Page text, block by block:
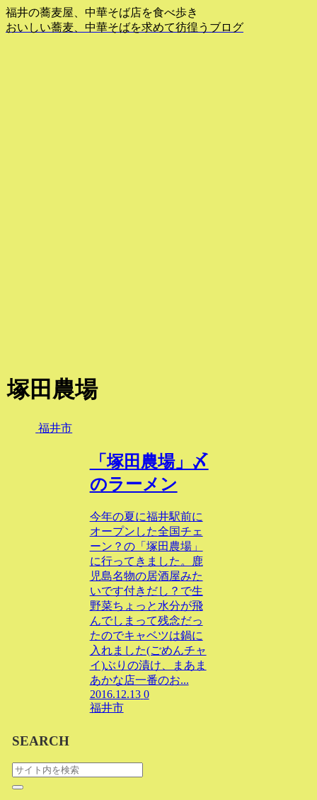
福井の蕎麦屋、中華そば店を食べ歩き
おいしい蕎麦、中華そばを求めて彷徨うブログ
塚田農場
福井市
「塚田農場」〆
のラーメン
今年の夏に福井駅前に
オープンした全国チェ
ーン？の「塚田農場」
に行ってきました。鹿
児島名物の居酒屋みた
いです付きだし？で生
野菜ちょっと水分が飛
んでしまって残念だっ
たのでキャベツは鍋に
入れました(ごめんチャ
イ)ぶりの漬け、まあま
あかな店一番のお...
2016.12.13 0
福井市
SEARCH